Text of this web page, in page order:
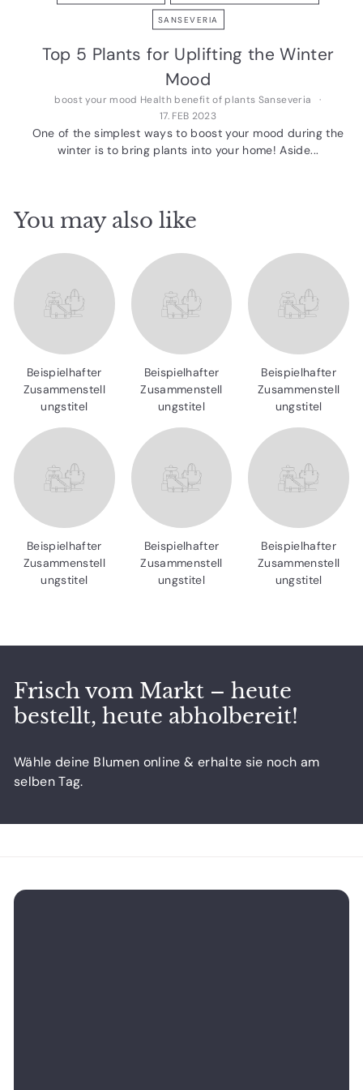
SANSEVERIA
Top 5 Plants for Uplifting the Winter
Mood
boost your mood Health benefit of plants Sanseveria
17. FEB 2023
One of the simplest ways to boost your mood during the
winter is to bring plants into your home! Aside...
You may also like
Beispielhafter
Zusammenstell
ungstitel
Beispielhafter
Zusammenstell
ungstitel
Beispielhafter
Zusammenstell
ungstitel
Beispielhafter
Zusammenstell
ungstitel
Beispielhafter
Zusammenstell
ungstitel
Beispielhafter
Zusammenstell
ungstitel
Frisch vom Markt – heute
bestellt, heute abholbereit!
Wähle deine Blumen online & erhalte sie noch am
selben Tag.